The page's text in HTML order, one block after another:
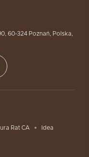
60-324 Poznań, Polska,
Rat CA Idea